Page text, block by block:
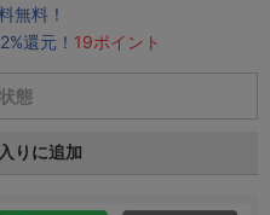
無料！
還元！ 19ポイント
態
りに追加